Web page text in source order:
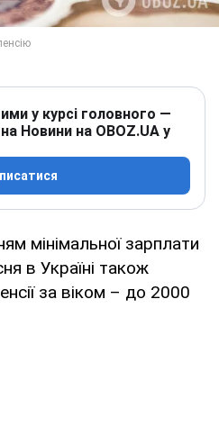
у курсі головного —
Новини на OBOZ.UA у
мінімальної зарплати
в Україні також
за віком – до 2000